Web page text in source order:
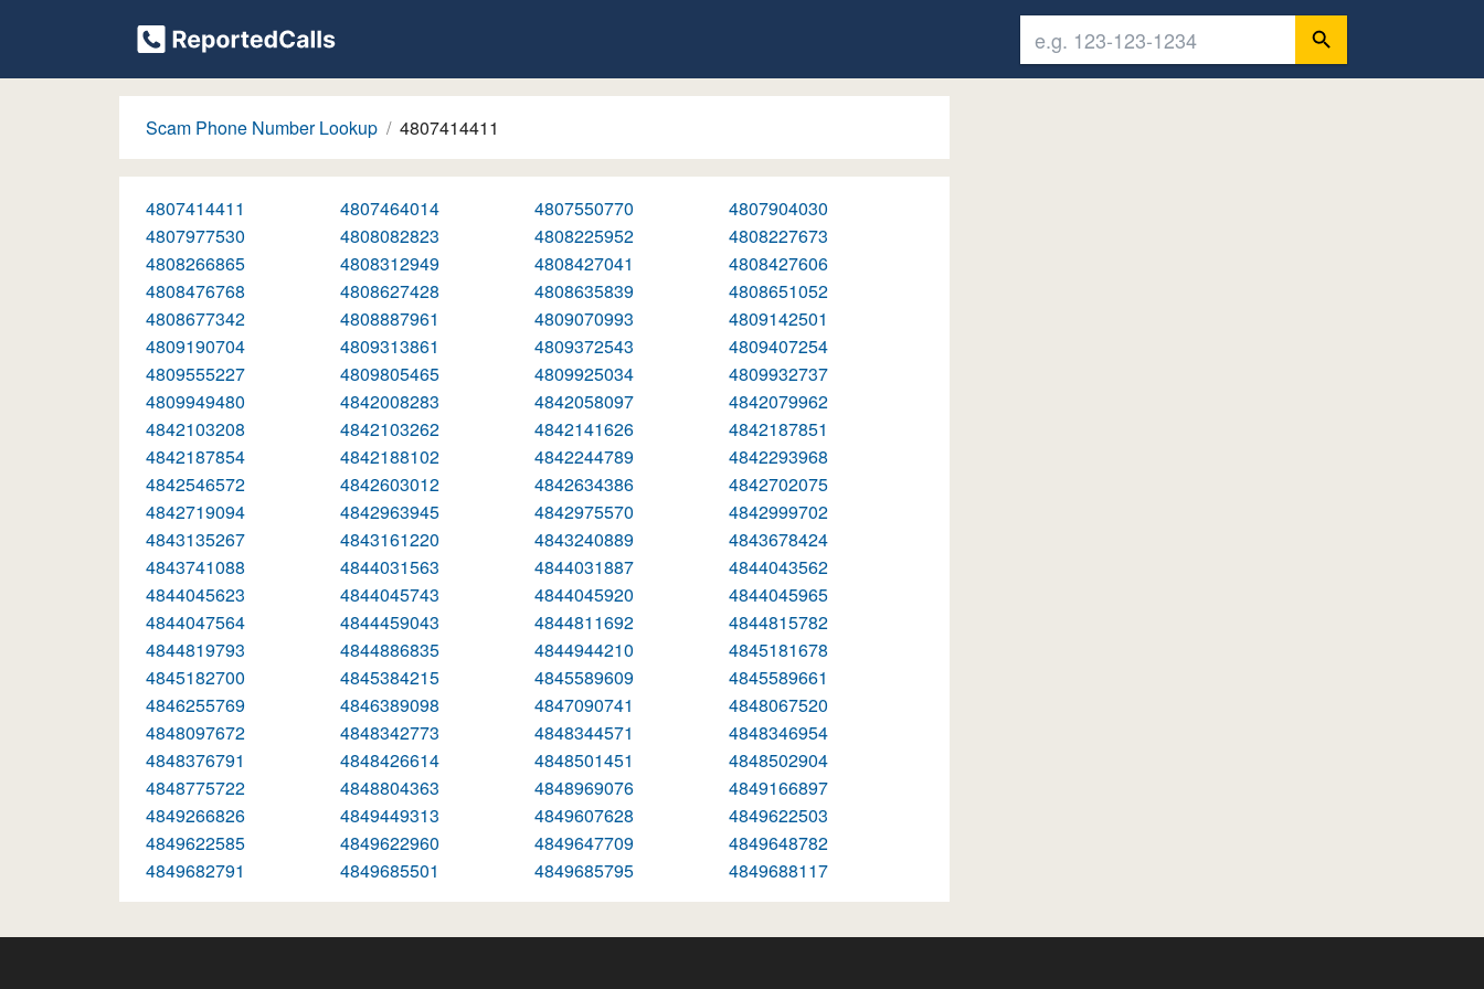
Scam Phone Number Lookup 4807414411
4807414411 4807464014 4807550770
4807904030
4807977530
4808082823 4808225952
4808227673
4808266865
4808312949 4808427041
4808427606
4808476768
4808627428 4808635839
4808651052
4808677342
4808887961 4809070993
4809142501
4809190704
4809313861 4809372543
4809407254
4809555227
4809805465 4809925034
4809932737
4809949480
4842008283 4842058097
4842079962
4842103208
4842103262 4842141626
4842187851
4842187854
4842188102 4842244789
4842293968
4842546572
4842603012 4842634386
4842702075
4842719094
4842963945 4842975570
4842999702
4843135267
4843161220 4843240889
4843678424
4843741088
4844031563 4844031887
4844043562
4844045623
4844045743 4844045920
4844045965
4844047564
4844459043 4844811692
4844815782
4844819793
4844886835 4844944210
4845181678
4845182700
4845384215 4845589609
4845589661
4846255769
4846389098 4847090741
4848067520
4848097672
4848342773 4848344571
4848346954
4848376791
4848426614 4848501451
4848502904
4848775722
4848804363 4848969076
4849166897
4849266826
4849449313 4849607628
4849622503
4849622585
4849622960 4849647709
4849648782
4849682791
4849685501 4849685795 4849688117